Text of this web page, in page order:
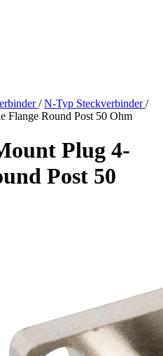
/ N-Typ Steckverbinder/
Flange Round Post 50 Ohm
Plug 4-
Post 50